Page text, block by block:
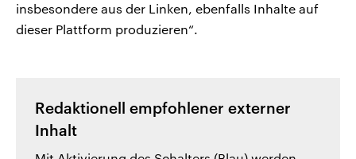
insbesondere aus der Linken, ebenfalls Inhalte auf
dieser Plattform produzieren“.
Redaktionell empfohlener externer
Inhalt